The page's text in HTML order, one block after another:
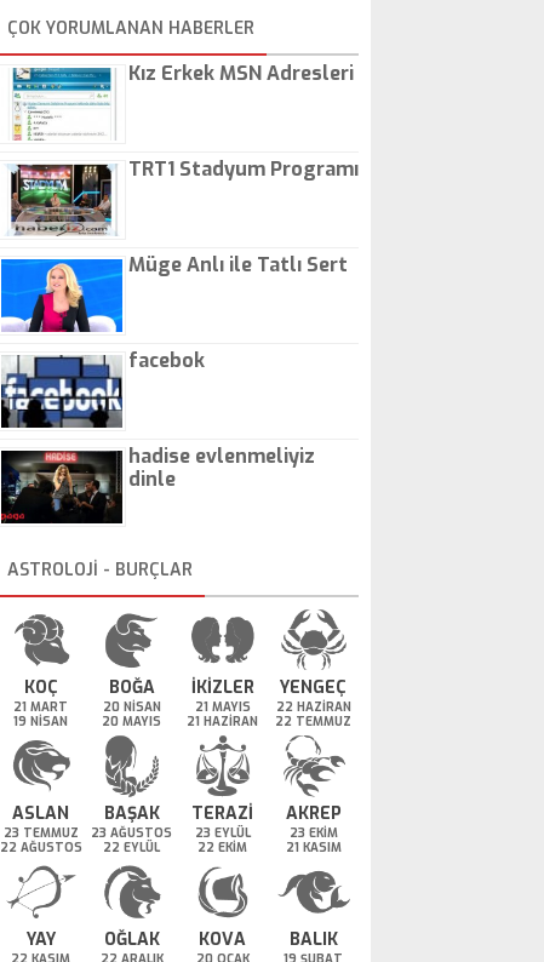
ÇOK YORUMLANAN HABERLER
Kız Erkek MSN Adresleri
TRT1 Stadyum Programı
Müge Anlı ile Tatlı Sert
facebok
hadise evlenmeliyiz
dinle
ASTROLOJİ - BURÇLAR
KOÇ
21 MART
19 NİSAN
BOĞA
20 NİSAN
20 MAYIS
İKİZLER
21 MAYIS
21 HAZİRAN
YENGEÇ
22 HAZİRAN
22 TEMMUZ
ASLAN
23 TEMMUZ
22 AĞUSTOS
BAŞAK
23 AĞUSTOS
22 EYLÜL
TERAZİ
23 EYLÜL
22 EKİM
AKREP
23 EKİM
21 KASIM
YAY OĞLAK KOVA BALIK